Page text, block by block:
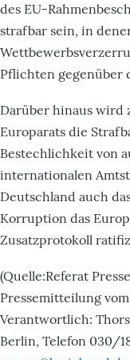
des EU-
strafbar sein, in
Pflichten gegenüber
Darüber hinaus wird
Europarats die
Bestechlichkeit von
internationalen
Deutschland auch
Korruption das
Zusatzprotokoll
(Quelle:Referat
Pressemitteilung vom
Verantwortlich:
Berlin, Telefon 030/